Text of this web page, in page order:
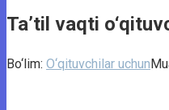
Ta’til vaqti
Bo‘lim: O‘qituvchilar uchun